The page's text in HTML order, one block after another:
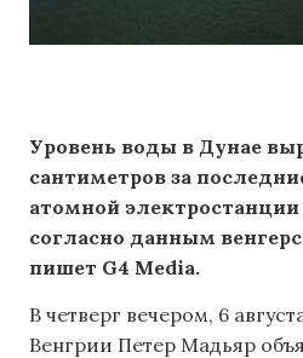
Уровень воды в Дунае
сантиметров за
атомной
согласно данным
пишет G4 Media.
В четверг вечером, 6
Венгрии Петер Мадьяр